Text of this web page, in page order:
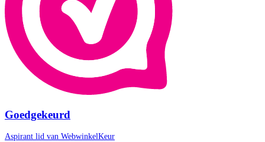
Goedgekeurd
Aspirant lid van WebwinkelKeur